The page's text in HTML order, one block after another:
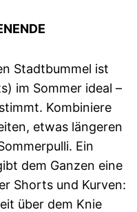
Stadtbummel ist
im Sommer ideal –
Kombiniere
etwas längeren
Ein
dem Ganzen eine
Shorts und Kurven:
über dem Knie